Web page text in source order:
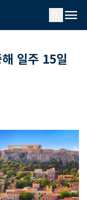
menu
일주 15일